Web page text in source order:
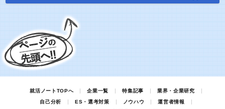
就活ノートTOPへ 企業一覧 特集記事
業界・企業研究
自己分析
ES・選考対策 ノウハウ
運営者情報